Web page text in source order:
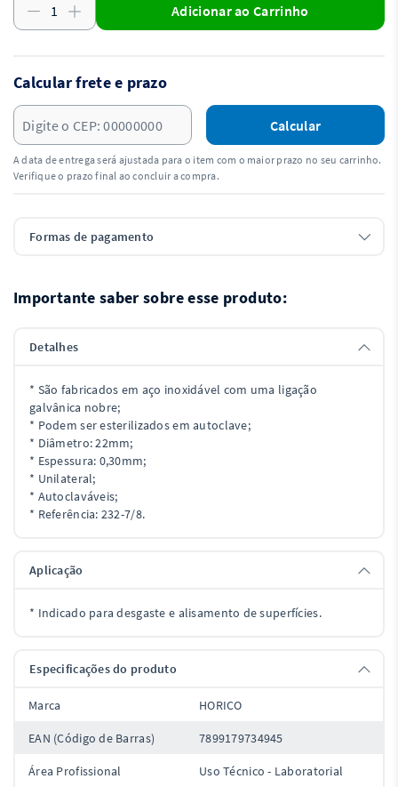
Adicionar ao Carrinho
Calcular frete e prazo
Calcular
A data de entrega será ajustada para o item com o maior prazo no seu carrinho.
Verifique o prazo final ao concluir a compra.
Formas de pagamento
Importante saber sobre esse produto:
Detalhes
* São fabricados em aço inoxidável com uma ligação
galvânica nobre;
* Podem ser esterilizados em autoclave;
* Diâmetro: 22mm;
* Espessura: 0,30mm;
* Unilateral;
* Autoclaváveis;
* Referência: 232-7/8.
Aplicação
* Indicado para desgaste e alisamento de superfícies.
Especificações do produto
Marca HORICO
EAN (Código de Barras) 7899179734945
Área Profissional Uso Técnico - Laboratorial